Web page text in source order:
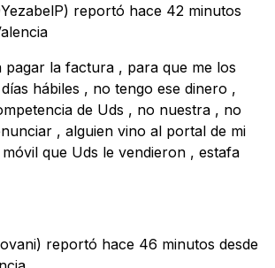
reportó hace 42 minutos
pagar la factura , para que me los
hábiles , no tengo ese dinero ,
de Uds , no nuestra , no
, alguien vino al portal de mi
que Uds le vendieron , estafa
reportó hace 46 minutos desde